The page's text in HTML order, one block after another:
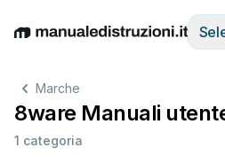
EnglishDeutschEspañolItaliano
Marche
8ware Manuali
1 categoria